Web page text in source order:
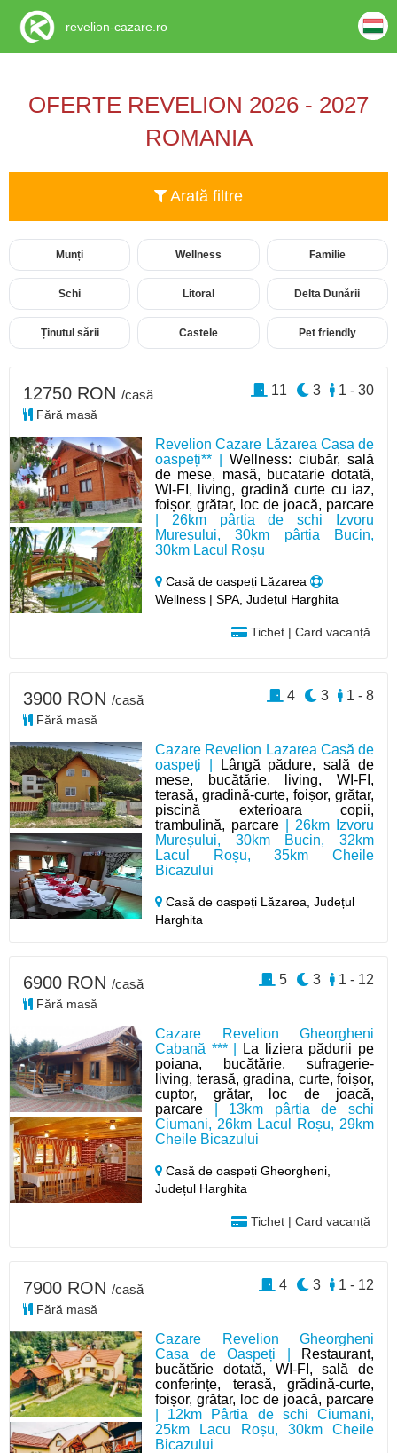
OFERTE REVELION 2026 - 2027
ROMANIA
Arată filtre
Munți Wellness Familie
Schi Litoral Delta Dunării
Ținutul sării Castele Pet friendly
Revelion Cazare Lăzarea Casa de
oaspeți** |Wellness: ciubăr, sală
de mese, masă, bucatarie dotată,
WI-FI, living, gradină curte cu iaz,
foișor, grătar, loc de joacă, parcare
| 26km pârtia de schi Izvoru
Mureșului, 30km pârtia Bucin,
30km Lacul Roșu
Casă de oaspeți Lăzarea
Wellness | SPA, Județul Harghita
Tichet | Card vacanță
12750 RON /casă
Fără masă
1 - 30
3
11
Cazare Revelion Lazarea Casă de
oaspeți |
Lângă pădure, sală de
mese, bucătărie, living, WI-FI,
terasă, gradină-curte, foișor, grătar,
piscină exterioara copii,
trambulină, parcare | 26km Izvoru
Mureșului, 30km Bucin, 32km
Lacul Roșu, 35km Cheile
Bicazului
Casă de oaspeți Lăzarea,Județul
Harghita
3900 RON /casă
Fără masă
1 - 8
3
4
Cazare Revelion Gheorgheni
Cabană *** |
La liziera pădurii pe
poiana, bucătărie, sufragerie-
living, terasă, gradina, curte, foișor,
cuptor, grătar, loc de joacă,
parcare | 13km pârtia de schi
Ciumani, 26km Lacul Roșu, 29km
Cheile Bicazului
Casă de oaspeți Gheorgheni,
Județul Harghita
Tichet | Card vacanță
6900 RON /casă
Fără masă
1 - 12
3
5
Cazare Revelion Gheorgheni
Casa de Oaspeți |
Restaurant,
bucătărie dotată, WI-FI, sală de
conferințe, terasă, grădină-curte,
foișor, grătar, loc de joacă, parcare
| 12km Pârtia de schi Ciumani,
25km Lacu Roșu, 30km Cheile
Bicazului
7900 RON /casă
Fără masă
1 - 12
3
4
revelion-cazare.ro